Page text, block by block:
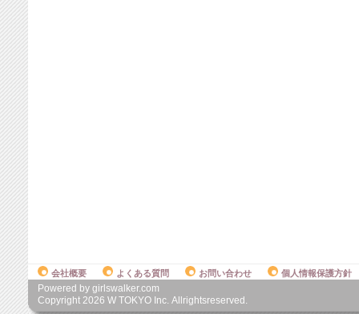
会社概要 よくある質問 お問い合わせ 個人情報保護方針
Powered by girlswalker.com
Copyright 2026 W TOKYO Inc. Allrightsreserved.